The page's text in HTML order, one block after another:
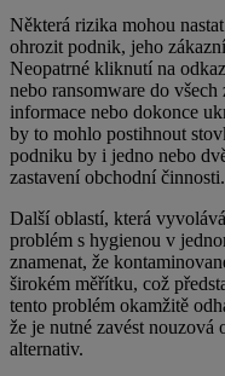
Některá rizika mohou
ohrozit podnik, jeho
Neopatrné kliknutí na
nebo ransomware do
informace nebo dokonce
by to mohlo postihnout
podniku by i jedno nebo
zastavení obchodní činnosti.
Další oblastí, která
problém s hygienou v
znamenat, že
širokém měřítku, což
tento problém okamžitě
že je nutné zavést nouzová
alternativ.